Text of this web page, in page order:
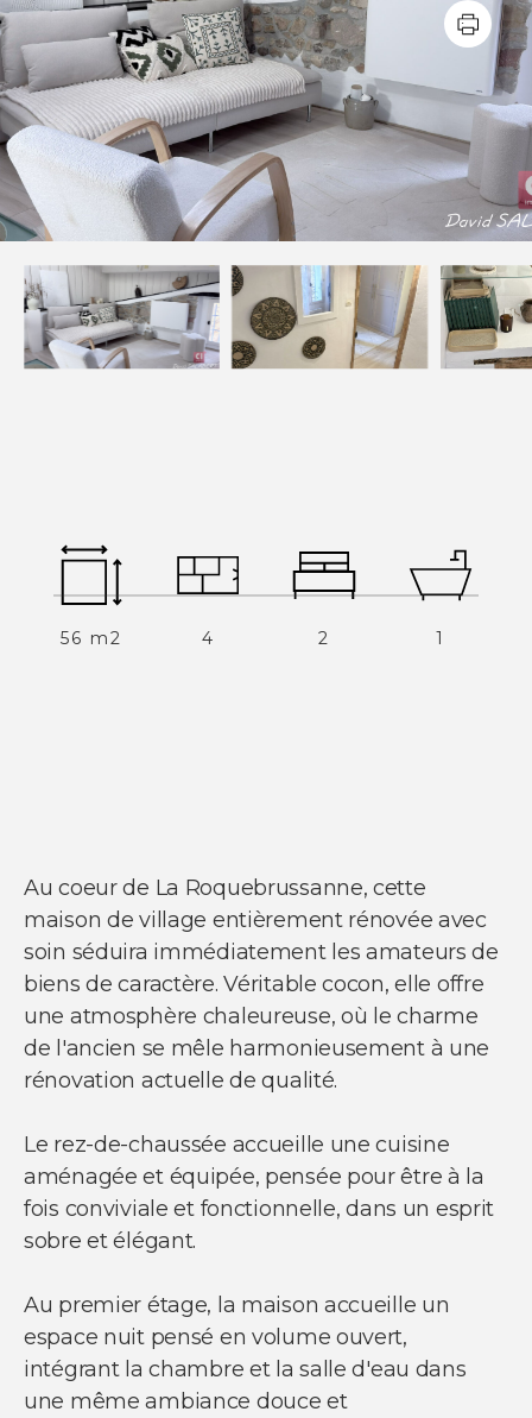
56 m2 4 2 1
Au coeur de La Roquebrussanne, cette
maison de village entièrement rénovée avec
soin séduira immédiatement les amateurs de
biens de caractère. Véritable cocon, elle offre
une atmosphère chaleureuse, où le charme
de l'ancien se mêle harmonieusement à une
rénovation actuelle de qualité.
Le rez-de-chaussée accueille une cuisine
aménagée et équipée, pensée pour être à la
fois conviviale et fonctionnelle, dans un esprit
sobre et élégant.
Au premier étage, la maison accueille un
espace nuit pensé en volume ouvert,
intégrant la chambre et la salle d'eau dans
une même ambiance douce et
Estimer
Louer
NOS SERVICES
Acheter un appartement
Acheter une maison
Acheter un parking
Acheter un commerce
Acheter des bureaux
Estimer votre bien
© Copyright 2021 Ci-immo - Tous droits
réservés